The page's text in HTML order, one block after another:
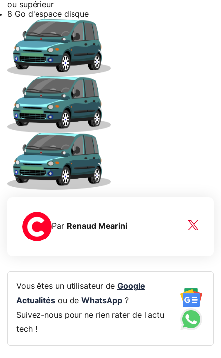
ou supérieur
8 Go d'espace disque
Par Renaud Mearini
Vous êtes un utilisateur de Google
Actualitésou de WhatsApp?
Suivez-nous pour ne rien rater de l'actu
tech !